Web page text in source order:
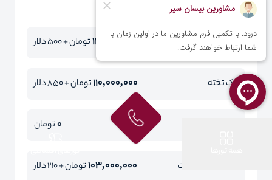
دو تخته 110,000,000تومان + 500 دلار
یک تخته 110,000,000تومان + 850 دلار
0تومان
کودک بدون تخت 103,000,000تومان + 210 دلار